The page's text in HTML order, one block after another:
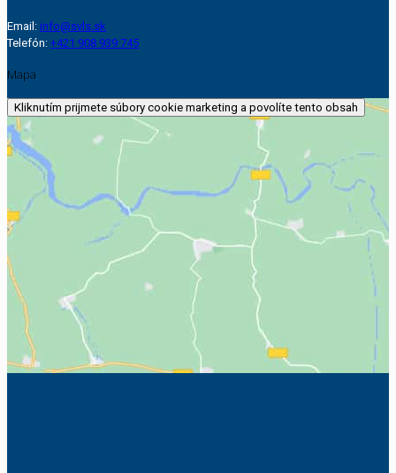
Email: info@svls.sk
Telefón: +421 908 939 745
Mapa
Kliknutím prijmete súbory cookie marketing a povolíte tento obsah